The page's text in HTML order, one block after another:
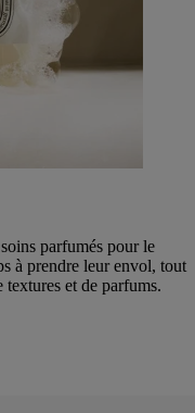
parfumés pour le
à prendre leur envol, tout
textures et de parfums.